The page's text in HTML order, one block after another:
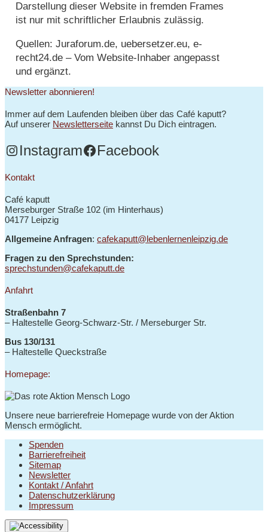
Darstellung dieser Website in fremden Frames
ist nur mit schriftlicher Erlaubnis zulässig.
Quellen: Juraforum.de, uebersetzer.eu, e-
recht24.de – Vom Website-Inhaber angepasst
und ergänzt.
Newsletter abonnieren!
Immer auf dem Laufenden bleiben über das Café kaputt?
Auf unserer Newsletterseite kannst Du Dich eintragen.
Instagram Facebook
Kontakt
Café kaputt
Merseburger Straße 102 (im Hinterhaus)
04177 Leipzig
Allgemeine Anfragen: cafekaputt@lebenlernenleipzig.de
Fragen zu den Sprechstunden:
sprechstunden@cafekaputt.de
Anfahrt
Straßenbahn 7
– Haltestelle Georg-Schwarz-Str. / Merseburger Str.
Bus 130/131
– Haltestelle Queckstraße
Homepage:
Unsere neue barrierefreie Homepage wurde von der Aktion
Mensch ermöglicht.
Spenden
Barrierefreiheit
Sitemap
Newsletter
Kontakt / Anfahrt
Datenschutzerklärung
Impressum